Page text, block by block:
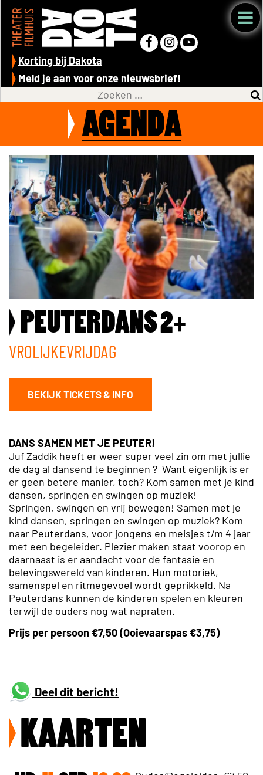
Korting bij Dakota
Meld je aan voor onze nieuwsbrief!
AGENDA
PEUTERDANS 2+
VROLIJKEVRIJDAG
BEKIJK TICKETS & INFO
DANS SAMEN MET JE PEUTER!
Juf Zaddik heeft er weer super veel zin om met jullie
de dag al dansend te beginnen ? Want eigenlijk is er
er geen betere manier, toch? Kom samen met je kind
dansen, springen en swingen op muziek!
Springen, swingen en vrij bewegen! Samen met je
kind dansen, springen en swingen op muziek? Kom
naar Peuterdans, voor jongens en meisjes t/m 4 jaar
met een begeleider. Plezier maken staat voorop en
daarnaast is er aandacht voor de fantasie en
belevingswereld van kinderen. Hun motoriek,
samenspel en ritmegevoel wordt geprikkeld. Na
Peuterdans kunnen de kinderen spelen en kleuren
terwijl de ouders nog wat napraten.
Prijs per persoon €7,50 (Ooievaarspas €3,75)
Deel dit bericht!
KAARTEN